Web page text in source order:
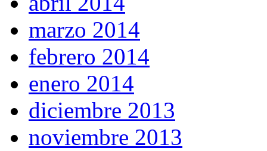
marzo 2014
febrero 2014
enero 2014
diciembre 2013
noviembre 2013